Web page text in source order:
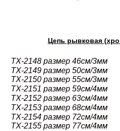
Цепь рывковая
TX-2148 размер 46см/3мм
TX-2149 размер 50см/3мм
TX-2150 размер 55см/3мм
TX-2151 размер 59см/4мм
TX-2152 размер 63см/4мм
TX-2153 размер 68см/4мм
TX-2154 размер 72см/4мм
TX-2155 размер 77см/4мм